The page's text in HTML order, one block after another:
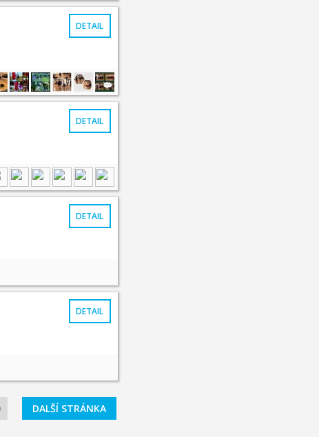
DETAIL
DETAIL
DETAIL
DETAIL
DALŠÍ STRÁNKA